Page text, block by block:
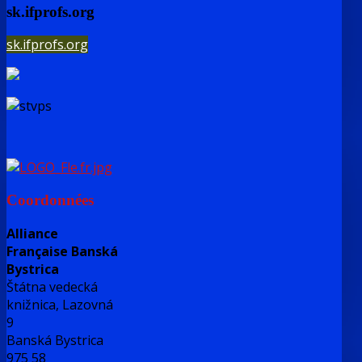
sk.ifprofs.org
sk.ifprofs.org
Coordonnées
Alliance
Française Banská
Bystrica
Štátna vedecká
knižnica, Lazovná
9
Banská Bystrica
975 58